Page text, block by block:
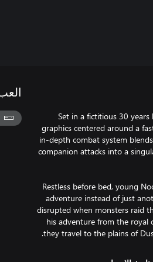
Set in a fictitious 30 years
graphics centered around a
in-depth combat system
companion attacks into a
Restless before bed, young
adventure instead of just
disrupted when monsters raid
his adventure from the royal
they travel to the plains of